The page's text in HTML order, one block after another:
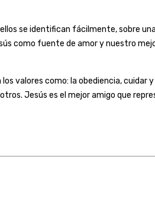
se identifican fácilmente, sobre
como fuente de amor y nuestro
valores como: la obediencia, cuidar
Jesús es el mejor amigo que